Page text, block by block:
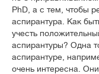
PhD, а с тем, чтобы
аспирантура. Как
учесть
аспирантуры? Одна
аспирантуре,
очень интересна.